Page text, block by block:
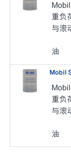
重负
与滚
油
Mobil
重负
与滚
油